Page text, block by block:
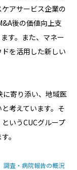
アサービス企業の
後の価値向上支
す。また、マネー
を活用した新しい
寄り添い、地域医
考えています。そ
いうCUCグループ
。
査・病院報告の概況